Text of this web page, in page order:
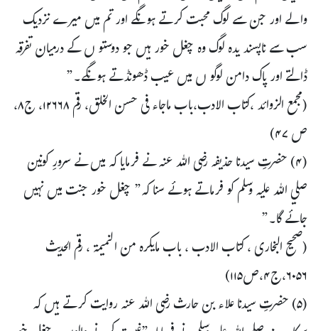
والے اور جن سے لوگ محبت کرتے ہونگے اور تم میں میرے نزدیک
سب سے ناپسند یدہ لوگ وہ چغل خور ہیں جو دوستو ں کے درمیان تفرقہ
ڈالتے اور پاک دامن لوگو ں میں عیب ڈھونڈتے ہونگے۔”
(مجمع الزوائد ،کتاب الادب،باب ماجاء فی حسن الخلق، رقم ۱۲۶۶۸، ج۸،
ص ۴۷)
(۴) حضرتِ سیدنا حذیفہ رضی اللہ عنہ نے فرمایا کہ میں نے سرورِ کونین
صلي اللہ عليہ وسلم کو فرماتے ہوئے سنا کہ” چغل خور جنت میں نہیں
جائے گا۔”
(صحیح البخاری ، کتاب الادب ، باب مایکرہ من النمیمۃ ، رقم الحدیث
۶۰۵۶،ج۴،ص۱۱۵)
(۵) حضرتِ سیدنا علاء بن حارث رضی اللہ عنہ روایت کرتے ہيں کہ